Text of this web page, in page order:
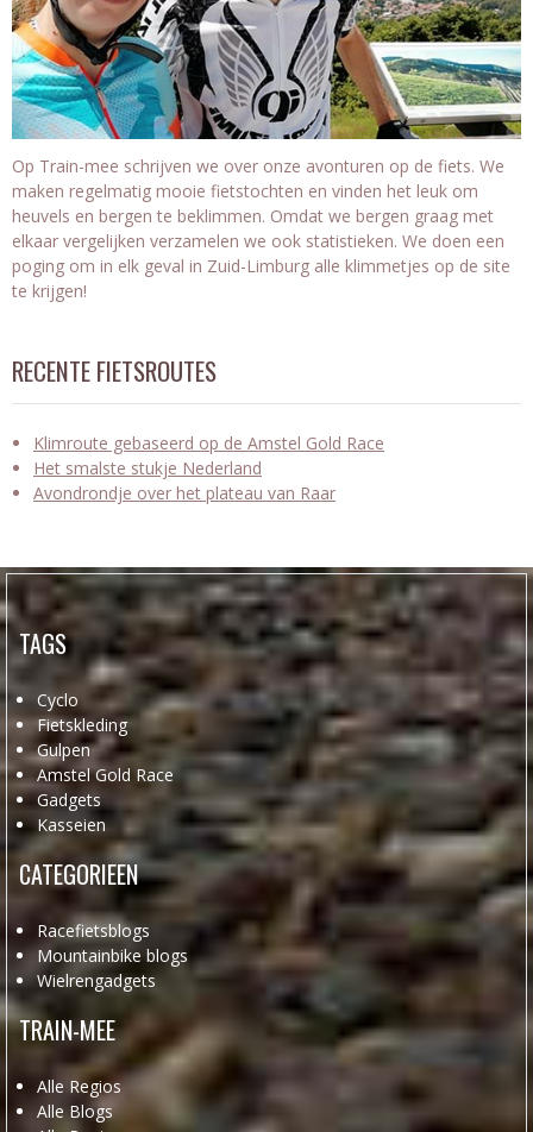
Op Train-mee schrijven we over onze avonturen op de fiets. We
maken regelmatig mooie fietstochten en vinden het leuk om
heuvels en bergen te beklimmen. Omdat we bergen graag met
elkaar vergelijken verzamelen we ook statistieken. We doen een
poging om in elk geval in Zuid-Limburg alle klimmetjes op de site
te krijgen!
RECENTE FIETSROUTES
Klimroute gebaseerd op de Amstel Gold Race
Het smalste stukje Nederland
Avondrondje over het plateau van Raar
TAGS
Cyclo
Fietskleding
Gulpen
Amstel Gold Race
Gadgets
Kasseien
CATEGORIEEN
Racefietsblogs
Mountainbike blogs
Wielrengadgets
TRAIN-MEE
Alle Regios
Alle Blogs